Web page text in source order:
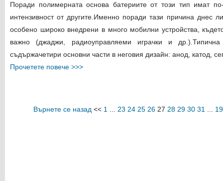
Поради полимерната основа батериите от този тип имат
интензивност от другите.Именно поради тази причина днес
особено широко внедрени в много мобилни устройства,
важно (джаджи, радиоуправляеми играчки и др.).
съдържачетири основни части в неговия дизайн: анод, катод,
Прочетете повече >>>
Върнете се назад << 1 23 24 25 26 27 28 29 30 31